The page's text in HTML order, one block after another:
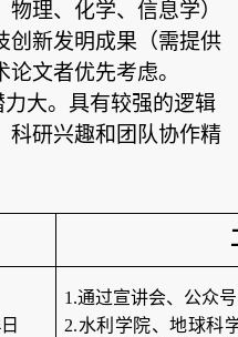
理、化学、信息学）
创新发明成果（需提供
文者优先考虑。
大。具有较强的逻辑
科研兴趣和团队协作精
1 .通过宣讲会、 公众
2.水利学院、地球科